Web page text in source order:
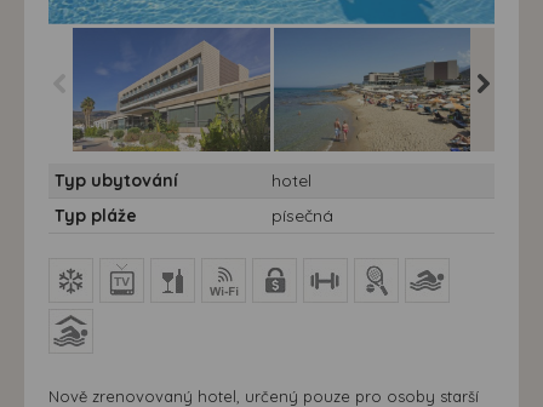
Spa***** - 7 nocí - Hotel
Aktia Lounge Hotel &
Spa***** - Řecko, Kréta
Spa***** - 7 nocí - Hotel
Aktia Lounge Hotel &
Spa***** - Řecko, Kréta
Typ ubytování
hotel
Typ pláže
písečná
Nově zrenovovaný hotel, určený pouze pro osoby starší